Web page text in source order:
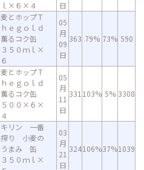
ｌ×６×４
日
麦とホップＴ
ｈｅｇｏｌｄ
薫るコク缶
３５０ｍｌ×
６
05
月
09
日
363 79% 73% 590
麦とホップＴ
ｈｅｇｏｌｄ
薫るコク缶
５００×６×
４
05
月
11
日
331 103% 5% 3308
キリン 一番
搾り 小麦の
うまみ 缶
３５０ｍｌ×
03
月
21
日
324106%37%1039